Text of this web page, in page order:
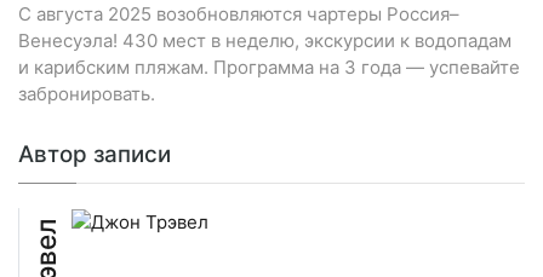
С августа 2025 возобновляются чартеры Россия–
Венесуэла! 430 мест в неделю, экскурсии к водопадам
и карибским пляжам. Программа на 3 года — успевайте
забронировать.
Автор записи